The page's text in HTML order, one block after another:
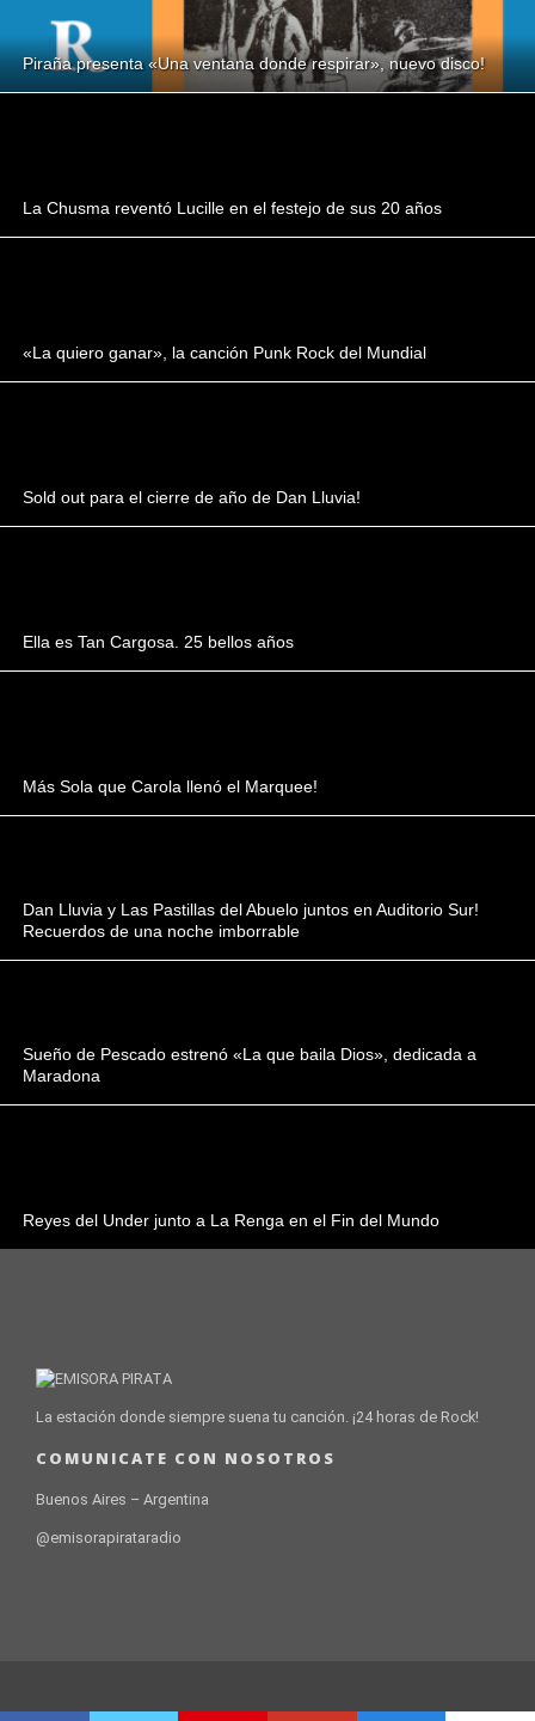
Piraña presenta «Una ventana donde respirar», nuevo disco!
La Chusma reventó Lucille en el festejo de sus 20 años
«La quiero ganar», la canción Punk Rock del Mundial
Sold out para el cierre de año de Dan Lluvia!
Ella es Tan Cargosa. 25 bellos años
Más Sola que Carola llenó el Marquee!
Dan Lluvia y Las Pastillas del Abuelo juntos en Auditorio Sur!
Recuerdos de una noche imborrable
Sueño de Pescado estrenó «La que baila Dios», dedicada a
Maradona
Reyes del Under junto a La Renga en el Fin del Mundo
La estación donde siempre suena tu canción. ¡24 horas de Rock!
COMUNICATE CON NOSOTROS
Buenos Aires – Argentina
@emisorapirataradio